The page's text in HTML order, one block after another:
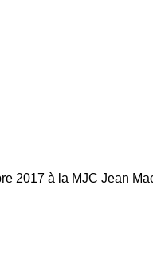
2017 à la MJC Jean